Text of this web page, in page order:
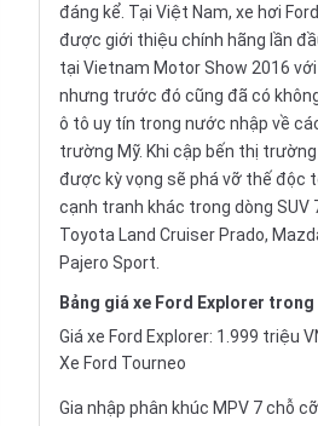
đáng kể. Tại Việt Nam, xe hơi
được giới thiệu chính hãng lần
tại Vietnam Motor Show 2016
nhưng trước đó cũng đã có
ô tô uy tín trong nước nhập về
trường Mỹ. Khi cập bến thị
được kỳ vọng sẽ phá vỡ thế độc
cạnh tranh khác trong dòng SUV
Toyota Land Cruiser Prado,
Pajero Sport.
Bảng giá xe Ford Explorer trong
Giá xe Ford Explorer: 1.999 triệu
Xe Ford Tourneo
Gia nhập phân khúc MPV 7 chỗ